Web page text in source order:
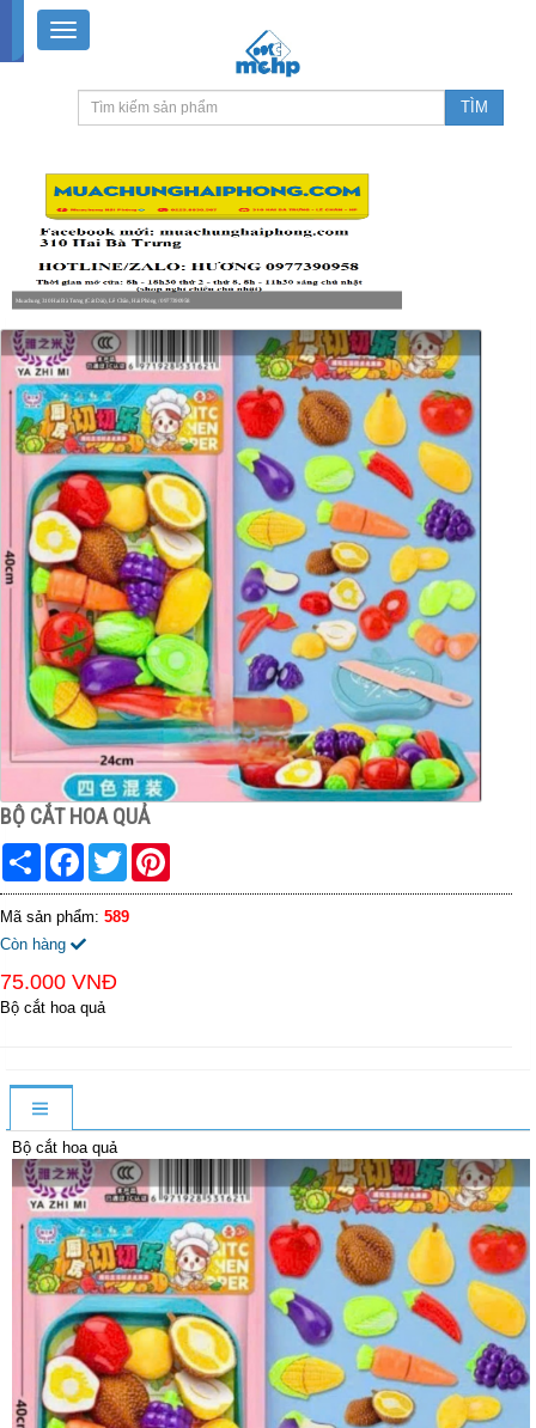
Muachung 310 Hai Bà Trưng (Cát Dài), Lê Chân, Hải Phòng / 0977390958
BỘ CẮT HOA QUẢ
Share FacebookTwitter
Mã sản phẩm: 589
Còn hàng
75.000 VNĐ
Bộ cắt hoa quả
Bộ cắt hoa quả